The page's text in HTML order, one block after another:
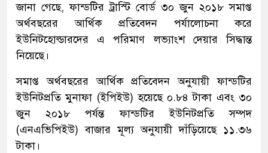
জানা গেছে, ফান্ডটির ট্রাস্টি বোর্ড ৩০ জুন ২০১৮ সমাপ্ত
অর্থবছরের আর্থিক প্রতিবেদন পর্যালোচনা করে
ইউনিটহোল্ডারদের এ পরিমাণ লভ্যাংশ দেয়ার সিদ্ধান্ত
নিয়েছে।
সমাপ্ত অর্থবছরের আর্থিক প্রতিবেদন অনুযায়ী ফান্ডটির
ইউনিটপ্রতি মুনাফা (ইপিইউ) হয়েছে ০.৮৪ টাকা এবং ৩০
জুন ২০১৮ পর্যন্ত ফান্ডটির ইউনিটপ্রতি সম্পদ
(এনএভিপিইউ) বাজার মূল্য অনুযায়ী দাঁড়িয়েছে ১১.৩৬
টাকা।